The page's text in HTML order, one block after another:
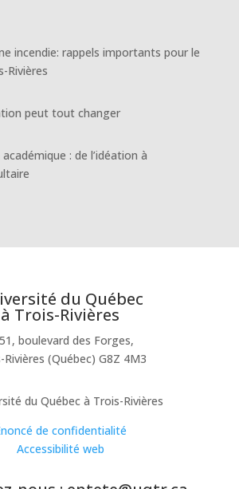
incendie: rappels importants pour le
Rivières
peut tout changer
: de l’idéation à
du Québec
à Trois-Rivières
boulevard des Forges,
Rivières (Québec) G8Z 4M3
du Québec à Trois-Rivières
de confidentialité
Accessibilité web